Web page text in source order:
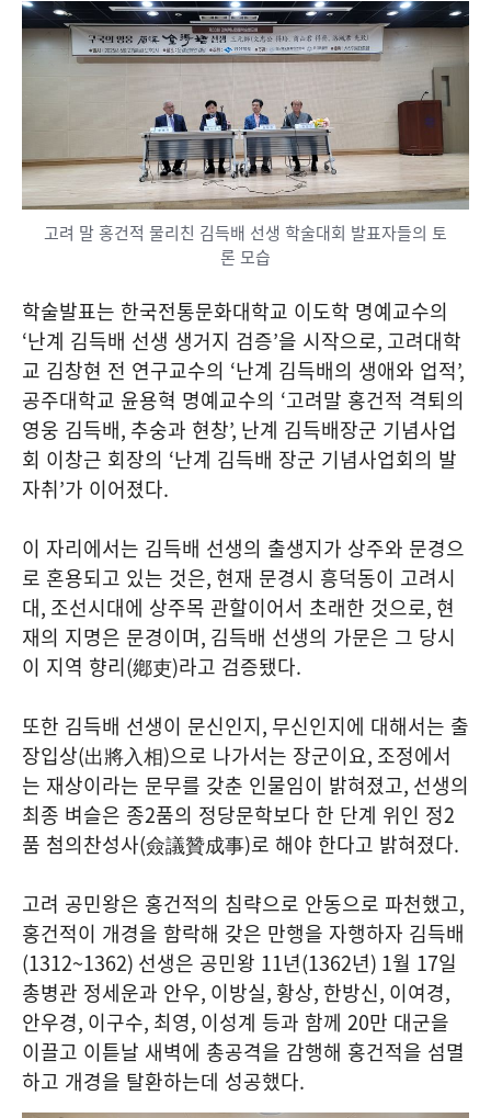
고려 말 홍건적 물리친 김득배 선생 학술대회 발표자들의 토
론 모습
학술발표는 한국전통문화대학교 이도학 명예교수의
‘난계 김득배 선생 생거지 검증’을 시작으로, 고려대학
교 김창현 전 연구교수의 ‘난계 김득배의 생애와 업적’,
공주대학교 윤용혁 명예교수의 ‘고려말 홍건적 격퇴의
영웅 김득배, 추숭과 현창’, 난계 김득배장군 기념사업
회 이창근 회장의 ‘난계 김득배 장군 기념사업회의 발
자취’가 이어졌다.
이 자리에서는 김득배 선생의 출생지가 상주와 문경으
로 혼용되고 있는 것은, 현재 문경시 흥덕동이 고려시
대, 조선시대에 상주목 관할이어서 초래한 것으로, 현
재의 지명은 문경이며, 김득배 선생의 가문은 그 당시
이 지역 향리(鄕吏)라고 검증됐다.
또한 김득배 선생이 문신인지, 무신인지에 대해서는 출
장입상(出將入相)으로 나가서는 장군이요, 조정에서
는 재상이라는 문무를 갖춘 인물임이 밝혀졌고, 선생의
최종 벼슬은 종2품의 정당문학보다 한 단계 위인 정2
품 첨의찬성사(僉議贊成事)로 해야 한다고 밝혀졌다.
고려 공민왕은 홍건적의 침략으로 안동으로 파천했고,
홍건적이 개경을 함락해 갖은 만행을 자행하자 김득배
(1312~1362) 선생은 공민왕 11년(1362년) 1월 17일
총병관 정세운과 안우, 이방실, 황상, 한방신, 이여경,
안우경, 이구수, 최영, 이성계 등과 함께 20만 대군을
이끌고 이튿날 새벽에 총공격을 감행해 홍건적을 섬멸
하고 개경을 탈환하는데 성공했다.